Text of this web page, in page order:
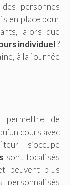
personnes
en place pour
alors que
individuel?
à la journée
permettre de
cours avec
s’occupe
sont focalisés
peuvent plus
personnalisés